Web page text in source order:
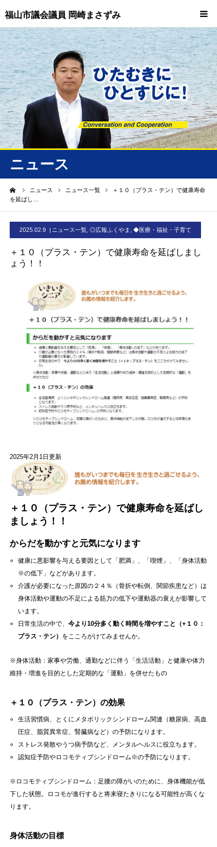
福山市議会議員 岡崎まさずみ
ニュース
ニュース ニュース一覧
＋１０（プラス・テン）で健康寿命
を延ばし…
2025.02.9 ニュース一覧, ◎広報ふくやま , ◆医療・福祉・子育て
＋１０（プラス・テン）で健康寿命を延ばしまし
ょう！！
2025年2月1日更新
＋１０（プラス・テン）で健康寿命を延ばし
ましょう！！
からだを動かすと元気になります
健康に悪影響を与える要因として「肥満」、「喫煙」、「身体活動
※の低下」などがあります。
介護が必要になった原因の２４％（骨折や転倒、関節疾患など）は
身体活動や運動の不足による筋力の低下や運動器の衰えが影響して
います。
日常生活の中で、 今より10分多く動く時間を増やすこと（+１０：
プラス・テン） をこころがけてみませんか。
※身体活動：家事や労働、通勤などに伴う「生活活動」と健康や体力
維持・増進を目的とした定期的な「運動」を併せたもの
＋１０（プラス・テン）の効果
生活習慣病、とくにメタボリックシンドローム関連（糖尿病、高血
圧症、脂質異常症、腎臓病など）の予防になります。
ストレス発散やうつ病予防など、メンタルヘルスに役立ちます。
認知症予防やロコモティブシンドローム※の予防になります。
​※ロコモティブシンドローム：足腰の障がいのために、身体機能が低
下した状態。ロコモが進行すると将来寝たきりになる可能性が高くな
ります。
身体活動の目標
HOME
重要情報
プロフィール
ニュース/トピックス
ニュース
お問合せ